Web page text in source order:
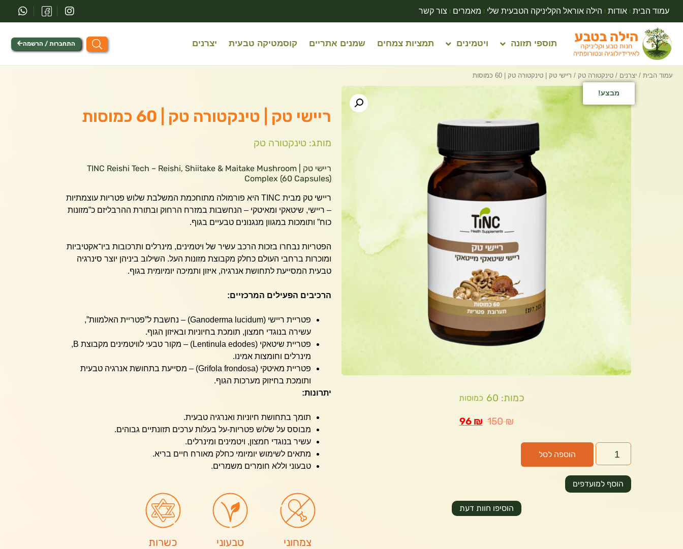
עמוד הבית אודות הילה אוראל הקליניקה הטבעית שלי מאמרים צור קשר
תוספי תזונה ויטמינים תמציות צמחים שמנים אתריים קוסמטיקה טבעית יצרנים התחברות / הרשמה
עמוד הבית / יצרנים / טינקטורה טק / ריישי טק | טינקטורה טק | 60 כמוסות
מבצע!
כמות: 60 כמוסות
150₪
96 ₪
הוספה לסל
הוסיפו חוות דעת
הוסף למועדפים
ריישי טק | טינקטורה טק | 60 כמוסות
מותג: טינקטורה טק
ריישי טק | TINC Reishi Tech – Reishi, Shiitake & Maitake Mushroom
Complex (60 Capsules)
ריישי טק מבית TINC היא פורמולה מתוחכמת המשלבת שלוש פטריות עוצמתיות
– ריישי, שיטאקי ומאיטקי – הנחשבות במזרח הרחוק ובתורת ההרבליזם כ”מזונות
כוח” ותומכות במגוון מנגנונים טבעיים בגוף.
הפטריות נבחרו בזכות הרכב עשיר של ויטמינים, מינרלים ותרכובות ביו־אקטיביות
ומוכרות ברחבי העולם כחלק מקבוצת מזונות העל. השילוב ביניהן יוצר סינרגיה
טבעית המסייעת לתחושת אנרגיה, איזון ותמיכה יומיומית בגוף.
הרכיבים הפעילים המרכזיים:
פטריית ריישי (Ganoderma lucidum) – נחשבת ל”פטריית האלמוות”,
עשירה בנוגדי חמצון, תומכת בחיוניות ובאיזון הגוף.
פטריית שיטאקי (Lentinula edodes) – מקור טבעי לוויטמינים מקבוצת B,
מינרלים וחומצות אמינו.
פטריית מאיטקי (Grifola frondosa) – מסייעת בתחושת אנרגיה טבעית
ותומכת בחיזוק מערכות הגוף.
יתרונות:
תומך בתחושת חיוניות ואנרגיה טבעית.
מבוסס על שלוש פטריות-על בעלות ערכים תזונתיים גבוהים.
עשיר בנוגדי חמצון, ויטמינים ומינרלים.
מתאים לשימוש יומיומי כחלק מאורח חיים בריא.
טבעוני וללא חומרים משמרים.
צמחוני טבעוני כשרות